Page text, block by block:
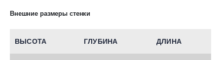
Внешние размеры стенки
ВЫСОТА ГЛУБИНА ДЛИНА